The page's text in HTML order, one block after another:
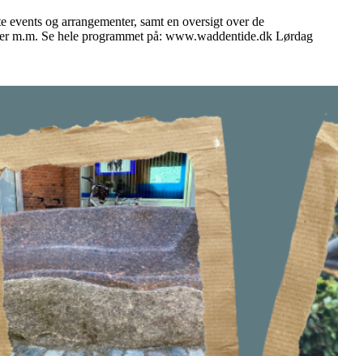
og arrangementer, samt en oversigt over de
m.m. Se hele programmet på: www.waddentide.dk Lørdag